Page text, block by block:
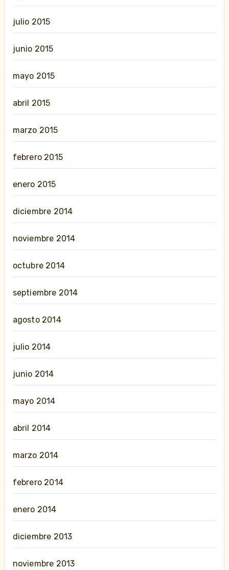
julio 2015
junio 2015
mayo 2015
abril 2015
marzo 2015
febrero 2015
enero 2015
diciembre 2014
noviembre 2014
octubre 2014
septiembre 2014
agosto 2014
julio 2014
junio 2014
mayo 2014
abril 2014
marzo 2014
febrero 2014
enero 2014
diciembre 2013
noviembre 2013